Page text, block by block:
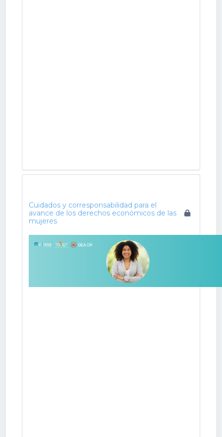
Cuidados y corresponsabilidad para el
avance de los derechos económicos de las
mujeres